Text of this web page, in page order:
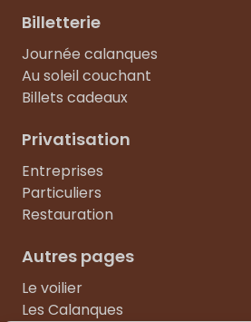
Billetterie
Journée calanques
Au soleil couchant
Billets cadeaux
Privatisation
Entreprises
Particuliers
Restauration
Autres pages
Le voilier
Les Calanques